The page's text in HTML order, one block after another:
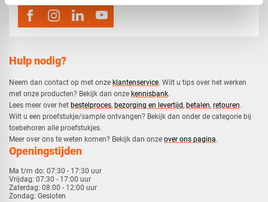
Hulp nodig?
Neem dan contact op met onze klantenservice. Wilt u tips over het werken
met onze producten? Bekijk dan onze kennisbank.
​Lees meer over het bestelproces, bezorging en levertijd, betalen, retouren.​
​Wilt u een proefstukje/sample ontvangen? Bekijk dan onder de categorie bij
toebehoren alle proefstukjes.
​​Meer over ons te weten komen? Bekijk dan onze over ons pagina.
Openingstijden
Ma t/m do: 07:30 - 17:30 uur
Vrijdag: 07:30 - 17:00 uur
Zaterdag: 08:00 - 12:00 uur
Zondag: Gesloten